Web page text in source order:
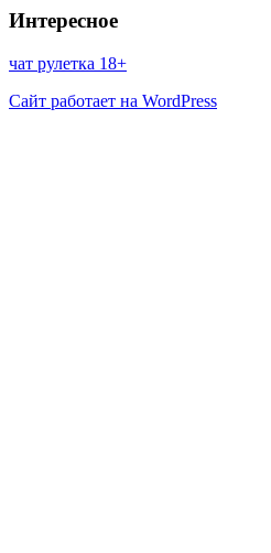
Интересное
чат рулетка 18+
Сайт работает на WordPress